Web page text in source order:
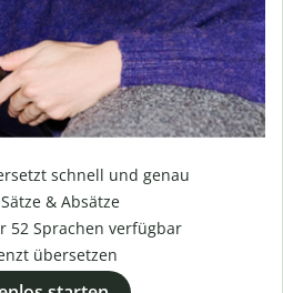
schnell und genau
& Absätze
52 Sprachen verfügbar
übersetzen